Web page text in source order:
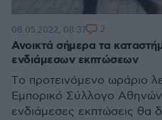
Ανοικτά σήμερα τα
ενδιάμεσων εκπτώσεων
Tο προτεινόμενο ωράριο
Εμπορικό Σύλλογο Αθηνών
ενδιάμεσες εκπτώσεις θα
08.05.2022, 08:37 2